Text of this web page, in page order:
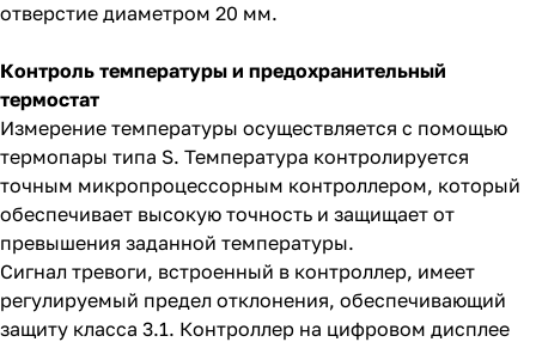
отверстие диаметром 20 мм.
Контроль температуры и предохранительный
термостат
Измерение температуры осуществляется с помощью
термопары типа S. Температура контролируется
точным микропроцессорным контроллером, который
обеспечивает высокую точность и защищает от
превышения заданной температуры.
Сигнал тревоги, встроенный в контроллер, имеет
регулируемый предел отклонения, обеспечивающий
защиту класса 3.1. Контроллер на цифровом дисплее